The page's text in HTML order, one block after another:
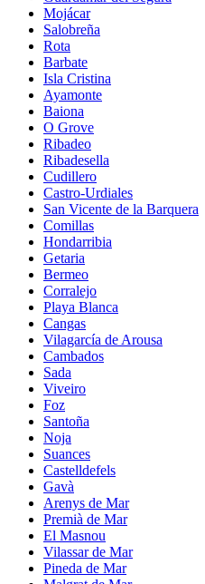
Mojácar
Salobreña
Rota
Barbate
Isla Cristina
Ayamonte
Baiona
O Grove
Ribadeo
Ribadesella
Cudillero
Castro-Urdiales
San Vicente de la Barquera
Comillas
Hondarribia
Getaria
Bermeo
Corralejo
Playa Blanca
Cangas
Vilagarcía de Arousa
Cambados
Sada
Viveiro
Foz
Santoña
Noja
Suances
Castelldefels
Gavà
Arenys de Mar
Premià de Mar
El Masnou
Vilassar de Mar
Pineda de Mar